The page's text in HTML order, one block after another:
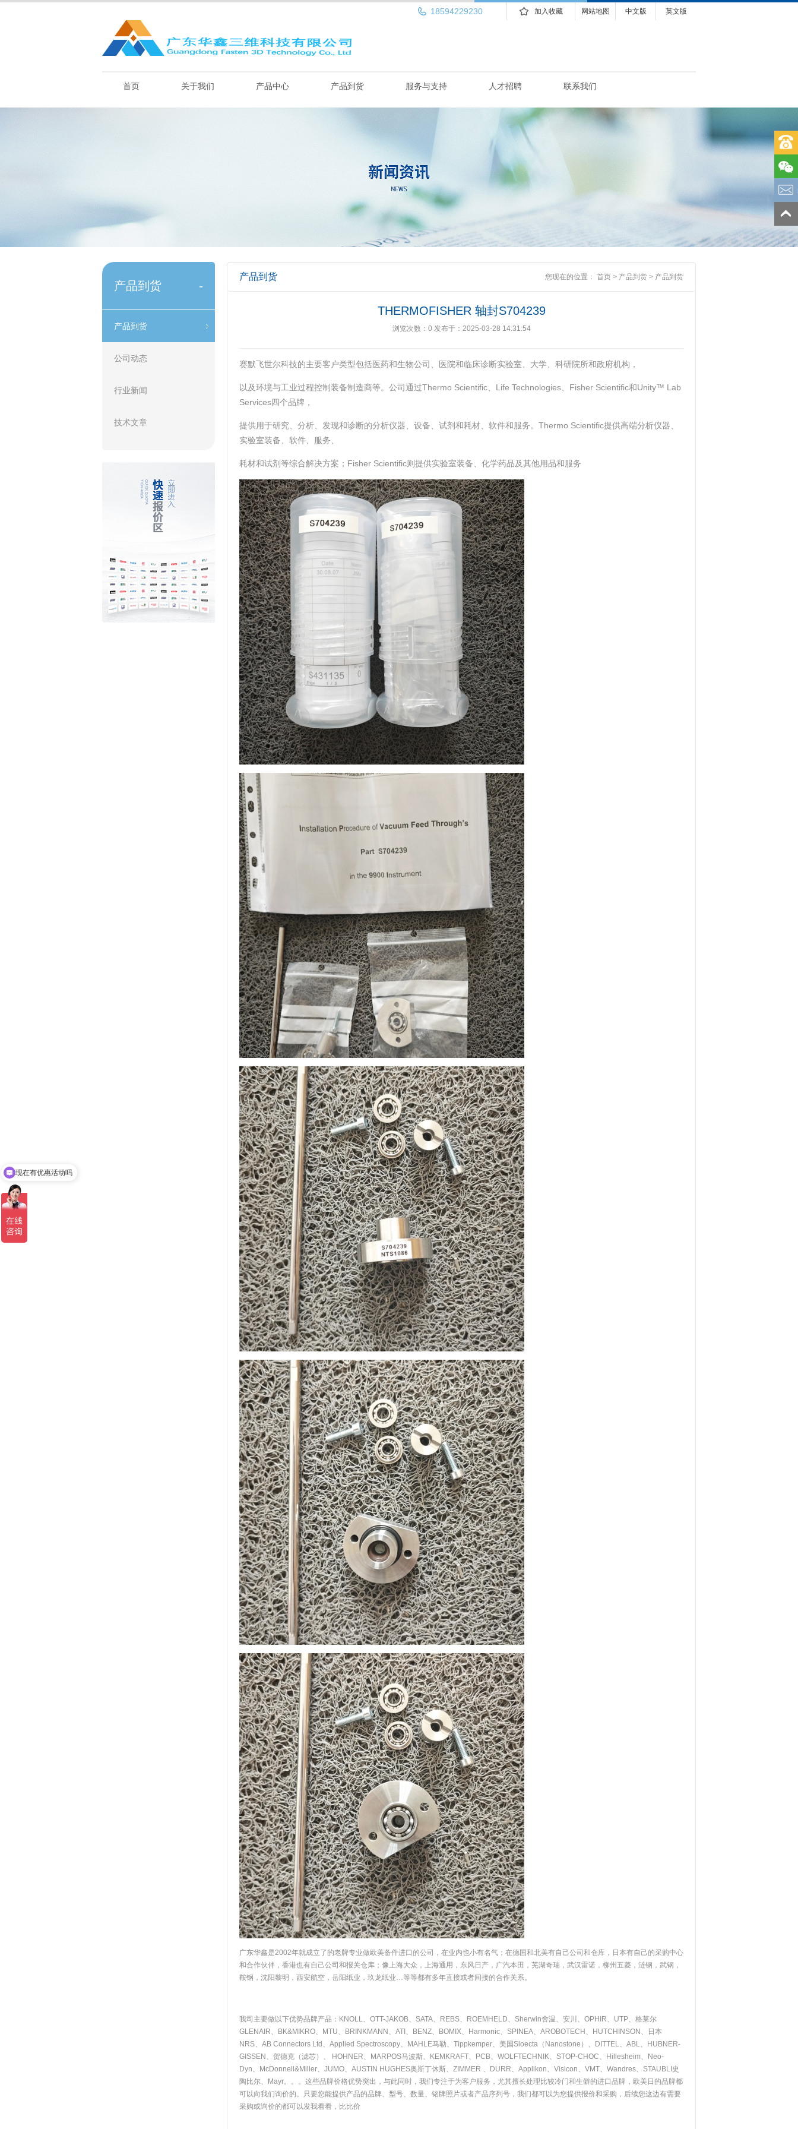
英文版
中文版
网站地图
加入收藏
18594229230
首页 关于我们 产品中心 产品到货 服务与支持 人才招聘 联系我们
产品到货 -
产品到货
公司动态
行业新闻
技术文章
产品到货 您现在的位置： 首页 > 产品到货 > 产品到货
THERMOFISHER 轴封S704239
浏览次数： 0 发布于：2025-03-28 14:31:54
赛默飞世尔科技的主要客户类型包括医药和生物公司、医院和临床诊断实验室、大学、科研院所和政府机构，
以及环境与工业过程控制装备制造商等。公司通过Thermo Scientific、Life Technologies、Fisher Scientific和Unity™ Lab
Services四个品牌，
提供用于研究、分析、发现和诊断的分析仪器、设备、试剂和耗材、软件和服务。Thermo Scientific提供高端分析仪器、
实验室装备、软件、服务、
耗材和试剂等综合解决方案；Fisher Scientific则提供实验室装备、化学药品及其他用品和服务‌
广东华鑫是2002年就成立了的老牌专业做欧美备件进口的公司，在业内也小有名气；在德国和北美有自己公司和仓库，日本有自己的采购中心
和合作伙伴，香港也有自己公司和报关仓库；像上海大众，上海通用，东风日产，广汽本田，芜湖奇瑞，武汉雷诺，柳州五菱，涟钢，武钢，
鞍钢，沈阳黎明，西安航空，岳阳纸业，玖龙纸业…等等都有多年直接或者间接的合作关系。
我司主要做以下优势品牌产品：KNOLL、OTT-JAKOB、SATA、REBS、ROEMHELD、Sherwin舍温、安川、OPHIR、UTP、格莱尔
GLENAIR、BK&MIKRO、MTU、BRINKMANN、ATI、BENZ、BOMIX、Harmonic、SPINEA、AROBOTECH、HUTCHINSON、日本
NRS、AB Connectors Ltd、Applied Spectroscopy、MAHLE马勒、Tippkemper、美国Sloecta（Nanostone）、DITTEL、ABL、HUBNER-
GISSEN、贺德克（滤芯）、 HOHNER、MARPOS马波斯、KEMKRAFT、PCB、WOLFTECHNIK、STOP-CHOC、Hillesheim、Neo-
Dyn、McDonnell&Miller、JUMO、AUSTIN HUGHES奥斯丁休斯、ZIMMER 、DURR、Applikon、Visicon、VMT、Wandres、STAUBLI史
陶比尔、Mayr。。。这些品牌价格优势突出，与此同时，我们专注于为客户服务，尤其擅长处理比较冷门和生僻的进口品牌，欧美日的品牌都
可以向我们询价的。只要您能提供产品的品牌、型号、数量、铭牌照片或者产品序列号，我们都可以为您提供报价和采购，后续您这边有需要
采购或询价的都可以发我看看，比比价
可以介绍下你们的产品么
现在有优惠活动吗